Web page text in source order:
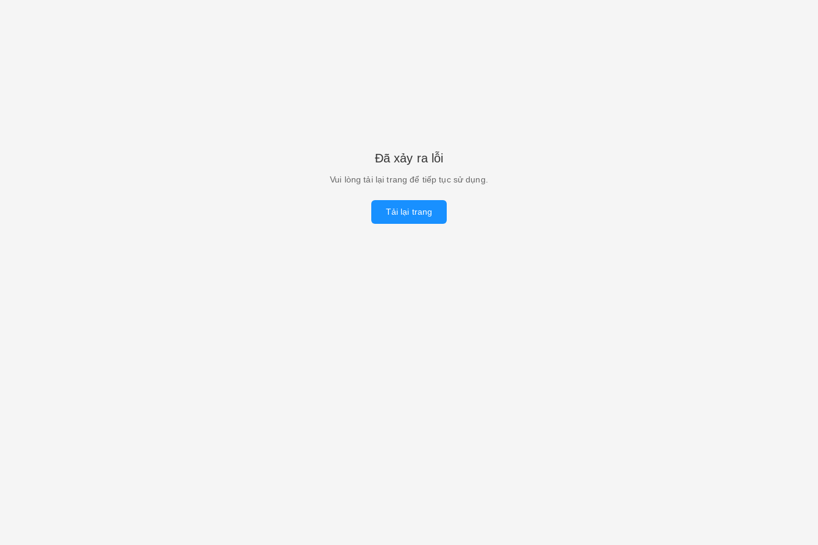
Đã xảy ra lỗi
Vui lòng tải lại trang để tiếp tục sử dụng.
Tải lại trang